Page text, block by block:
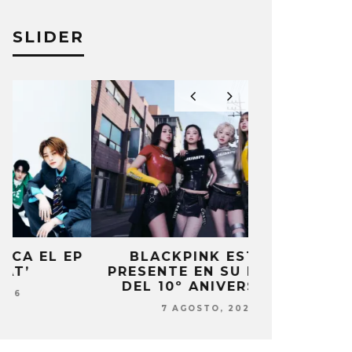
SLIDER
BLACKPINK ESTARÁ
PRESENTE EN SU EVENTO
DEL 10º ANIVERSARIO
7 AGOSTO, 2026